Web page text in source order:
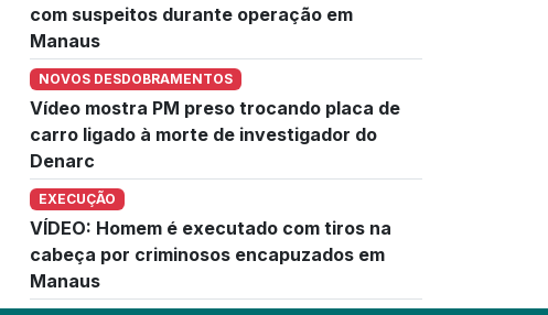
com suspeitos durante operação em
Manaus
NOVOS DESDOBRAMENTOS
Vídeo mostra PM preso trocando placa de
carro ligado à morte de investigador do
Denarc
EXECUÇÃO
VÍDEO: Homem é executado com tiros na
cabeça por criminosos encapuzados em
Manaus